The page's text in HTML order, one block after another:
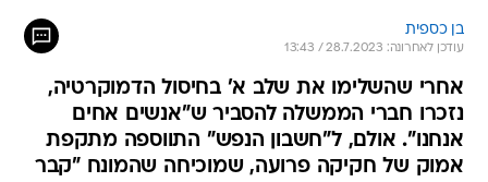
בן כספית
עודכן לאחרונה: 28.7.2023 / 13:43
אחרי שהשלימו את שלב א' בחיסול הדמוקרטיה,
נזכרו חברי הממשלה להסביר ש"אנשים אחים
אנחנו". אולם, ל"חשבון הנפש" התווספה מתקפת
אמוק של חקיקה פרועה, שמוכיחה שהמונח "קבר